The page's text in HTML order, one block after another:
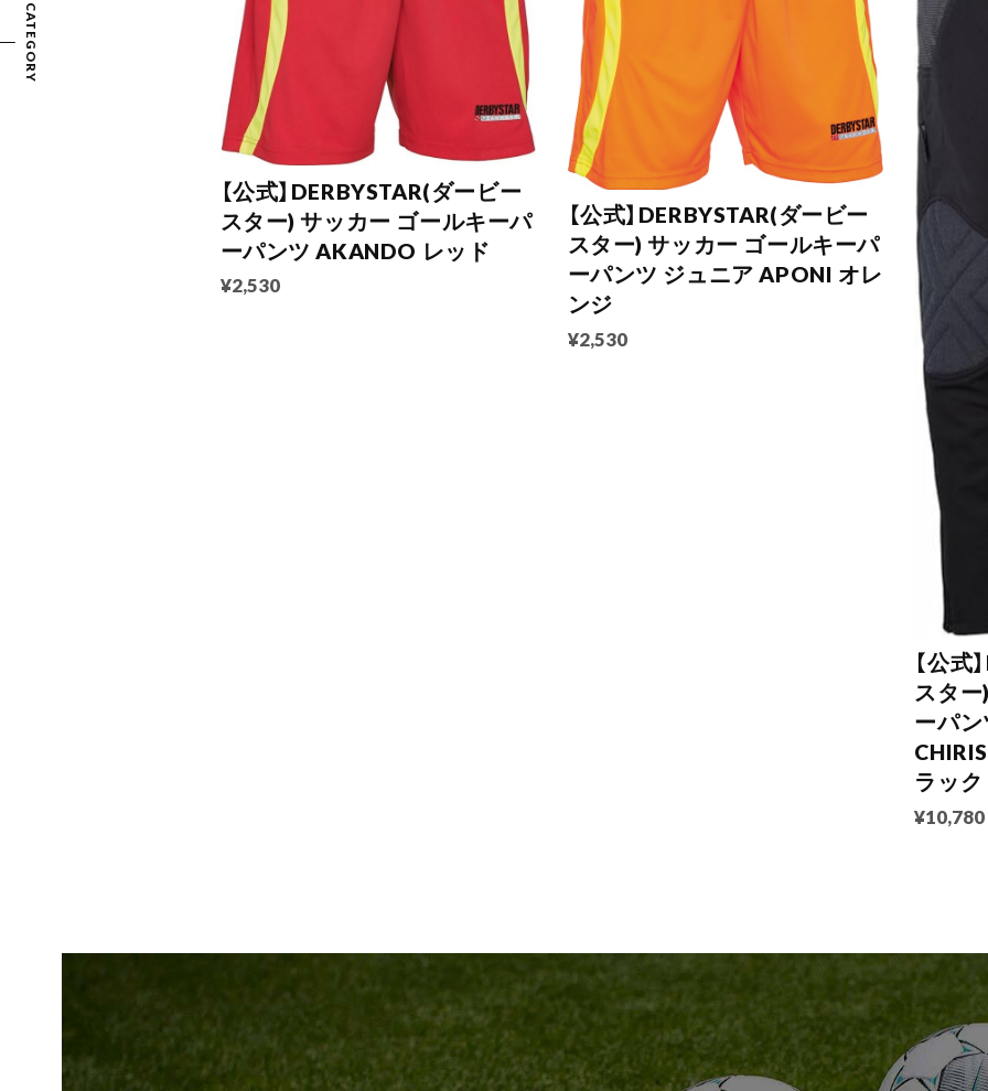
CATEGORY
【公式】DERBYSTAR(ダービー
スター) サッカー ゴールキーパ
ーパンツ AKANDO レッド
¥2,530
【公式】DERBYSTAR(ダービー
スター) サッカー ゴールキーパ
ーパンツ ジュニア APONI オレ
ンジ
¥2,530
【公式
スタ
ーパ
ラック
¥10,780